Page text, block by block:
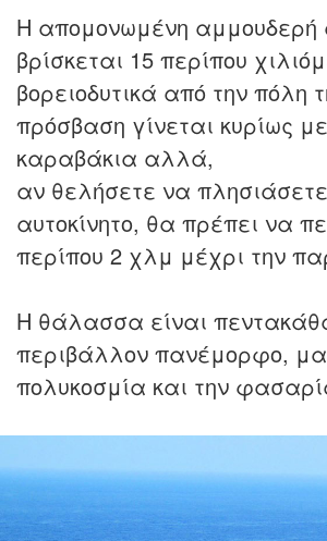
Η απομονωμένη αμμουδερή
βρίσκεται 15 περίπου
βορειοδυτικά από την πόλη
πρόσβαση γίνεται κυρίως
καραβάκια αλλά,
αν θελήσετε να
αυτοκίνητο, θα πρέπει να
περίπου 2 χλμ μέχρι την
Η θάλασσα είναι
περιβάλλον πανέμορφο,
πολυκοσμία και την